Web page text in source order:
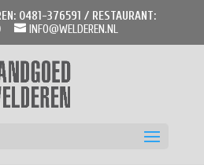
0481-376591 / RESTAURANT:
INFO@WELDEREN.NL